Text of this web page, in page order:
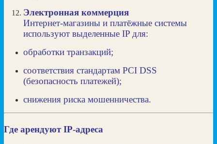
Электронная коммерция
Интернет‑магазины и платёжные системы
используют выделенные IP для:
обработки транзакций;
соответствия стандартам PCI DSS
(безопасность платежей);
снижения риска мошенничества.
Где арендуют IP‑адреса